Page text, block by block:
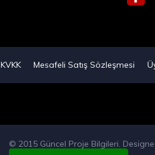
KVKK Mesafeli Satış Sözleşmesi
© 2015 Güncel Proje Bilgileri.